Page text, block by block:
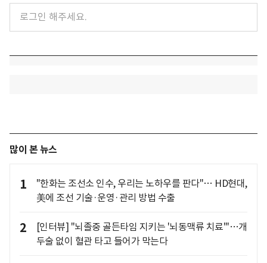
많이 본 뉴스
1
"한화는 조선소 인수, 우리는 노하우를 판다"… HD현대,
美에 조선 기술·운영·관리 방법 수출
2
[인터뷰] "뇌졸중 골든타임 지키는 '뇌동맥류 치료'"…개
두술 없이 혈관 타고 들어가 막는다